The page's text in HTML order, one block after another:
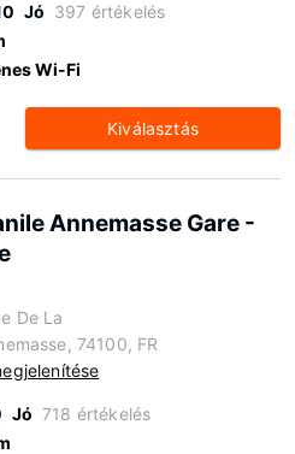
Jó 397 értékelés
Wi-Fi
Kiválasztás
Annemasse Gare -
De La
74100, FR
Jó 718 értékelés